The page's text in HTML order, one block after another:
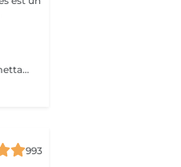
Technique 6D issue d'une gestuelle asiatique ancestrale permettant de restructurer vos sourcils pour un résultat poil à poil plus vrai que nature Prenez rendez vous avec notre experte pour conseils et devis personnalisés.
993